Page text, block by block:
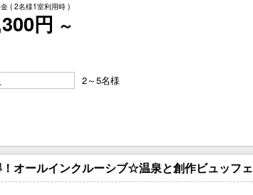
( 2名様1室利用時 )
円 ～
2～5名様
！オールインクルーシブ☆温泉と創作ビュッフェ